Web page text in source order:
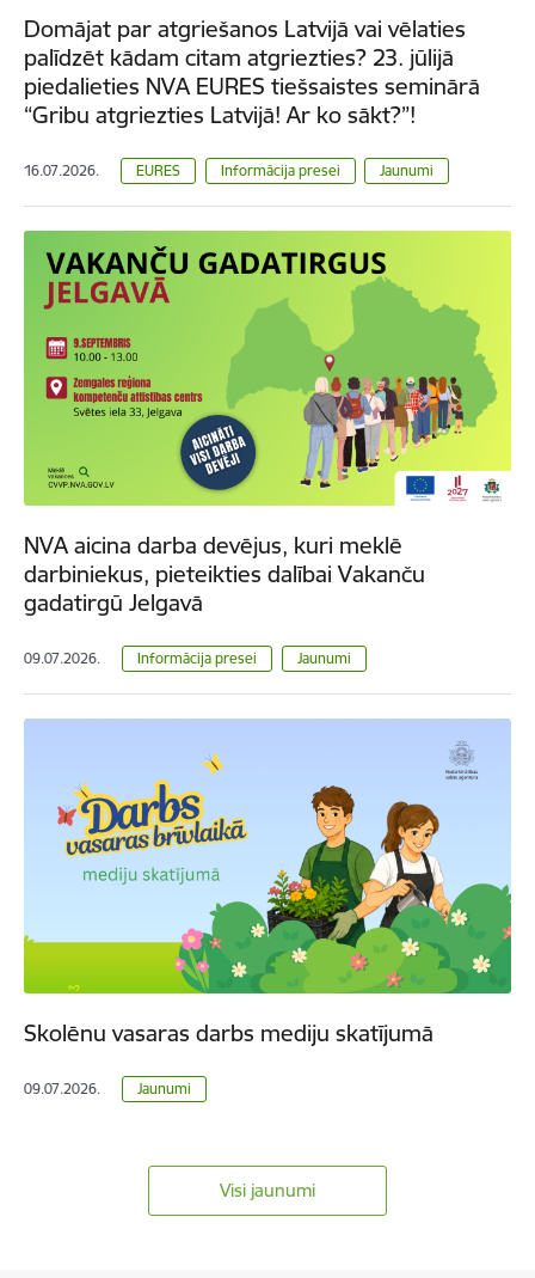
Domājat par atgriešanos Latvijā vai vēlaties
palīdzēt kādam citam atgriezties? 23. jūlijā
piedalieties NVA EURES tiešsaistes seminārā
“Gribu atgriezties Latvijā! Ar ko sākt?”!
16.07.2026. EURES Informācija presei Jaunumi
NVA aicina darba devējus, kuri meklē
darbiniekus, pieteikties dalībai Vakanču
gadatirgū Jelgavā
09.07.2026. Informācija presei Jaunumi
Skolēnu vasaras darbs mediju skatījumā
09.07.2026. Jaunumi
Visi jaunumi